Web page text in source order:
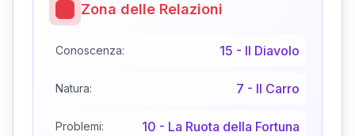
Zona delle Relazioni
Conoscenza: 15 - Il Diavolo
Natura: 7 - Il Carro
Problemi: 10 - La Ruota della Fortuna